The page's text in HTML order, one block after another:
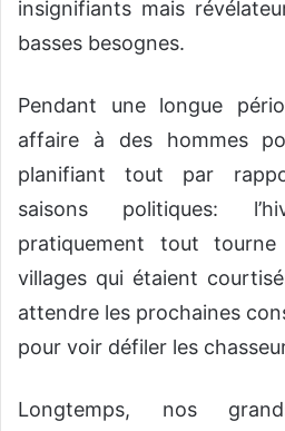
insignifiants mais
basses besognes.
Pendant une longue
affaire à des hommes
planifiant tout par
saisons politiques:
pratiquement tout
villages qui étaient
attendre les prochaines
pour voir défiler les
Longtemps, nos